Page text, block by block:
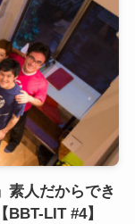
素人だからでき
LIT #4】